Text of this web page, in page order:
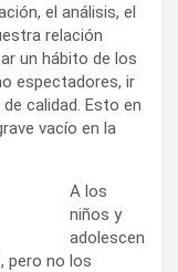
el análisis, el
relación
un hábito de los
espectadores, ir
calidad. Esto en
vacío en la
A los
niños y
adolescen
pero no los